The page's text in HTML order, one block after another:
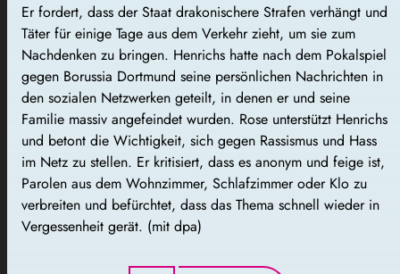
Er fordert, dass der Staat drakonischere Strafen verhängt und
Täter für einige Tage aus dem Verkehr zieht, um sie zum
Nachdenken zu bringen. Henrichs hatte nach dem Pokalspiel
gegen Borussia Dortmund seine persönlichen Nachrichten in
den sozialen Netzwerken geteilt, in denen er und seine
Familie massiv angefeindet wurden. Rose unterstützt Henrichs
und betont die Wichtigkeit, sich gegen Rassismus und Hass
im Netz zu stellen. Er kritisiert, dass es anonym und feige ist,
Parolen aus dem Wohnzimmer, Schlafzimmer oder Klo zu
verbreiten und befürchtet, dass das Thema schnell wieder in
Vergessenheit gerät. (mit dpa)